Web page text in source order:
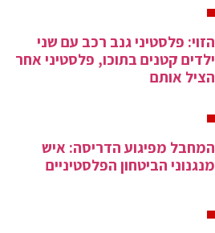
הזוי: פלסטיני גנב רכב עם שני
ילדים קטנים בתוכו, פלסטיני אחר
הציל אותם
המחבל מפיגוע הדריסה: איש
מנגנוני הביטחון הפלסטיניים